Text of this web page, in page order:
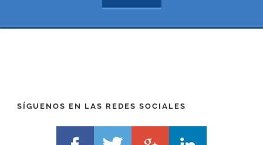
SÍGUENOS EN LAS REDES SOCIALES